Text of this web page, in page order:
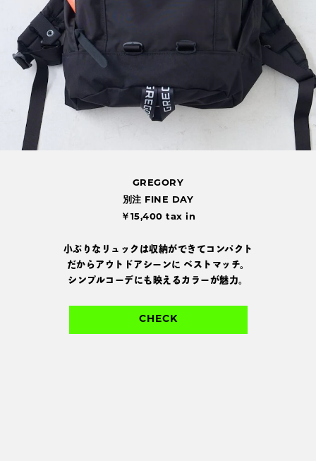
GREGORY
別注 FINE DAY
￥15,400 tax in
小ぶりなリュックは収納ができてコンパクト
だからアウトドアシーンに ベストマッチ。
シンプルコーデにも映えるカラーが魅力。
CHECK